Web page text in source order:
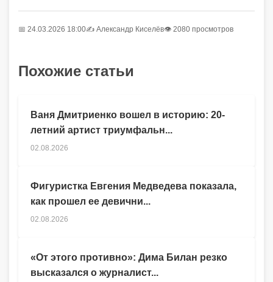
📅 24.03.2026 18:00✍️ Александр Киселёв👁 2080 просмотров
Похожие статьи
Ваня Дмитриенко вошел в историю: 20-
летний артист триумфальн...
02.08.2026
Фигуристка Евгения Медведева показала,
как прошел ее девични...
02.08.2026
«От этого противно»: Дима Билан резко
высказался о журналист...